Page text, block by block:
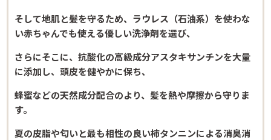
そして地肌と髪を守るため、ラウレス（石油系）を使わな
い赤ちゃんでも使える優しい洗浄剤を選び、
さらにそこに、抗酸化の高級成分アスタキサンチンを大量
に添加し、頭皮を健やかに保ち、
蜂蜜などの天然成分配合のより、髪を熱や摩擦から守りま
す。
夏の皮脂や匂いと最も相性の良い柿タンニンによる消臭消